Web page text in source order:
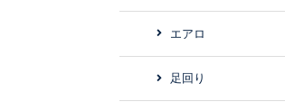
エアロ
足回り